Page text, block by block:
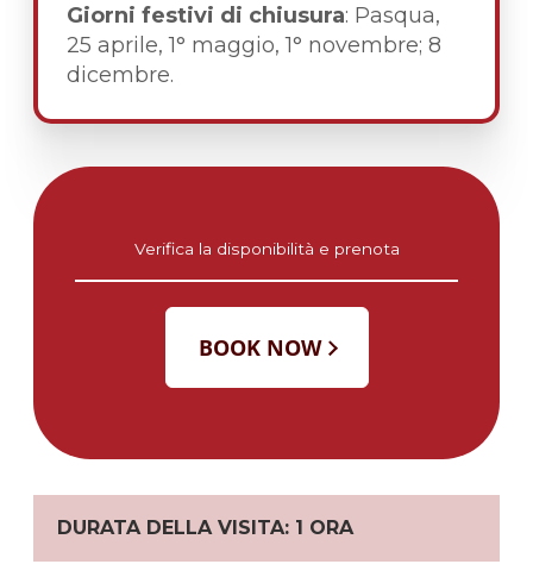
Giorni festivi di chiusura: Pasqua,
25 aprile, 1° maggio, 1° novembre; 8
dicembre.
Verifica la disponibilità e prenota
DURATA DELLA VISITA: 1 ORA